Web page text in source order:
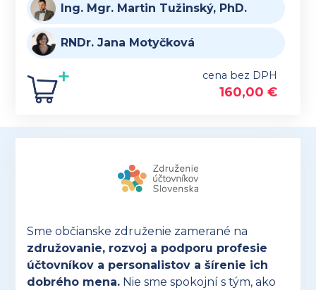
Ing. Mgr. Martin Tužinský, PhD.
RNDr. Jana Motyčková
cena bez DPH
160,00 €
Sme občianske združenie zamerané na
združovanie, rozvoj a podporu profesie
účtovníkov a personalistov a šírenie ich
dobrého mena. Nie sme spokojní s tým, ako